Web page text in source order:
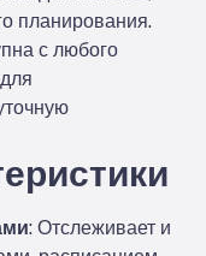
планирования.
с любого
: Отслеживает и